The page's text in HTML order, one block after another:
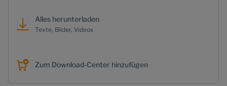
Alles herunterladen
Texte, Bilder, Videos
Zum Download-Center hinzufügen